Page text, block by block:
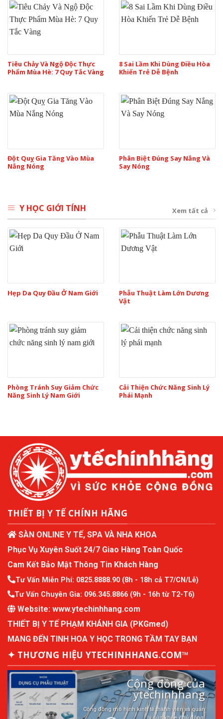
Tiêu Chảy Và Ngộ Độc Thực
Phẩm Mùa Hè: 7 Quy Tắc Vàng
8 Sai Lầm Khi Dùng Điều Hòa
Khiến Trẻ Dễ Bệnh
Đột Quỵ Gia Tăng Vào Mùa
Nắng Nóng
Phân Biệt Đúng Say Nắng Và
Say Nóng
Y HỌC GIỚI TÍNH Xem tất cả
Hẹp Da Quy Đầu Ở Nam Giới
Phẫu Thuật Làm Lớn Dương
Vật
Phòng Tránh Suy Giảm Chức
Năng Sinh Lý Nam Giới
Cải Thiện Chức Năng Sinh Lý
Phái Mạnh
THIẾT BỊ Y TẾ CHÍNH HÃNG
SÀN ONLINE Y TẾ, SPA VÀ NHA KHOA
Phục Vụ Xuyên Suốt 24/7 Giao Hàng Toàn Quốc
Cam Kết Bảo Mật Thông Tin Khách Hàng
Tư Vấn Miễn Phí: 0825.8888.90 (8h - 18h cả T7/CN/Lễ)
Tư Vấn Chuyên Gia: 096.345.8866 (9h - 16h từ T2-T6)
Website: www.ytechinhhang.com
THIẾT BỊ Y TẾ PHẠM KHÁNH GIA (PKGmed)
MANG ĐẾN TINH HOA Y HỌC TRONG TẦM TAY BẠN
✦ THƯƠNG HIỆU YTECHINHHANG.COM™
Cộng đồng của
ytechinhhang
Cộng đồng mô hình kinh tế thành viên và quản